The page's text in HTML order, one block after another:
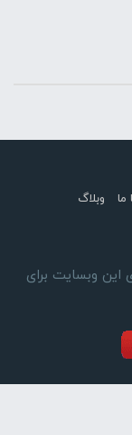
وبلاگ
این وبسایت برای